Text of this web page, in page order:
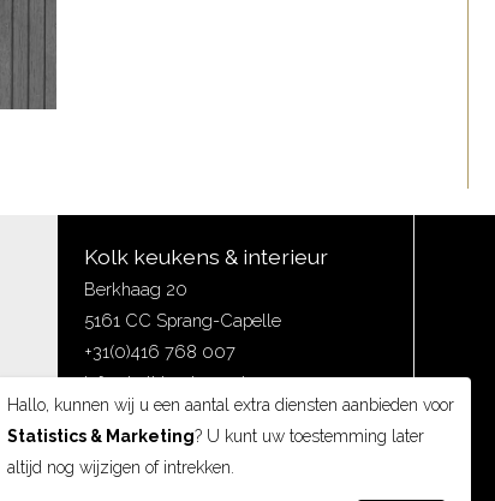
Kolk keukens & interieur
Berkhaag 20
5161 CC Sprang-Capelle
+31(0)416 768 007
info@kolkkeukens.nl
Hallo, kunnen wij u een aantal extra diensten aanbieden voor
Statistics & Marketing? U kunt uw toestemming later
altijd nog wijzigen of intrekken.